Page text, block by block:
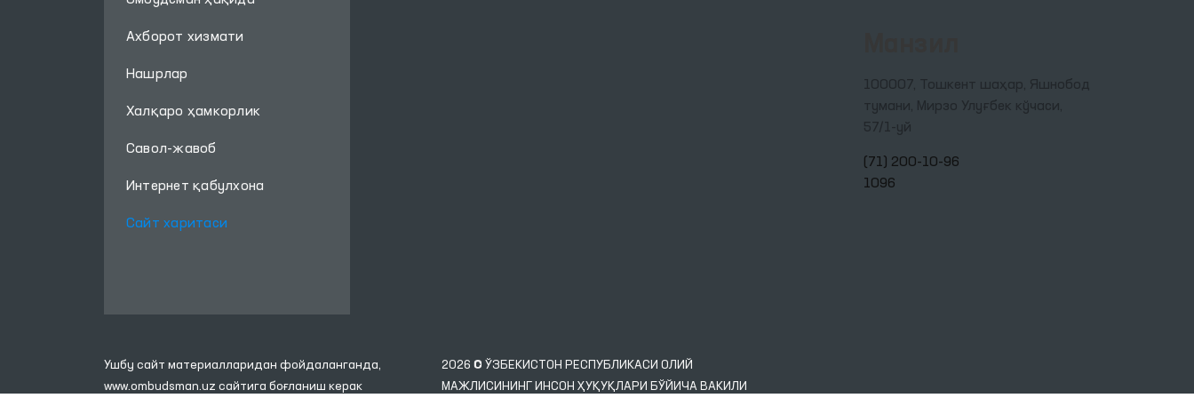
Ахборот хизмати
Нашрлар
Халқаро ҳамкорлик
Савол-жавоб
Интернет қабулхона
Сайт харитаси
100007, Тошкент шаҳар, Яшнобод
тумани, Мирзо Улуғбек кўчаси,
57/1-уй
(71) 200-10-96
1096
Ушбу сайт материалларидан фойдаланганда,
www.ombudsman.uz сайтига боғланиш керак
2026 © ЎЗБЕКИСТОН РЕСПУБЛИКАСИ ОЛИЙ
МАЖЛИСИНИНГ ИНСОН ҲУҚУҚЛАРИ БЎЙИЧА ВАКИЛИ